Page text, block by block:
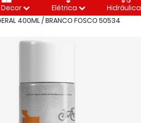
Elétrica Hidráulica
400ML / BRANCO FOSCO 50534